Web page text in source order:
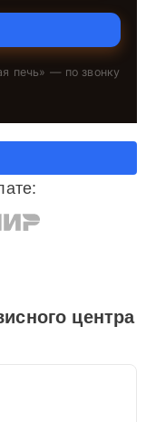
печь» — по звонку
центра